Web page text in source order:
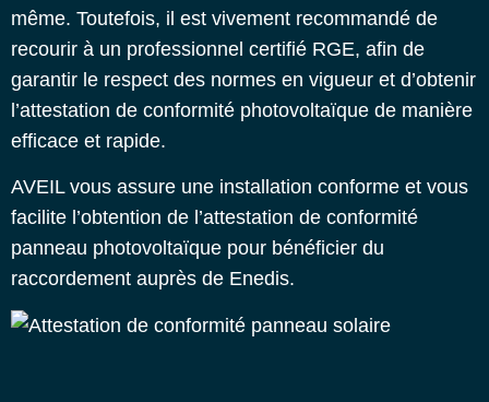
même. Toutefois, il est vivement recommandé de
recourir à un professionnel certifié RGE, afin de
garantir le respect des normes en vigueur et d’obtenir
l’attestation de conformité photovoltaïque de manière
efficace et rapide.
AVEIL vous assure une installation conforme et vous
facilite l’obtention de l’attestation de conformité
panneau photovoltaïque pour bénéficier du
raccordement auprès de Enedis.